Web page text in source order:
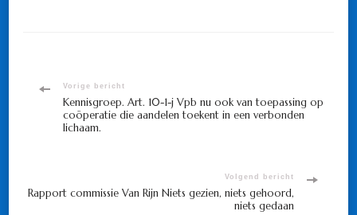
Bericht
navigatie
Vorige bericht
Kennisgroep. Art. 10-1-j Vpb nu ook van toepassing op
coöperatie die aandelen toekent in een verbonden
lichaam.
Volgend bericht
Rapport commissie Van Rijn Niets gezien, niets gehoord,
niets gedaan